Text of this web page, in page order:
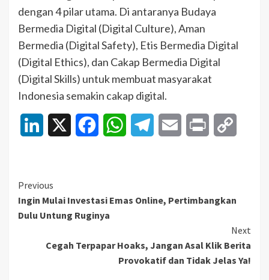
dengan 4 pilar utama. Di antaranya Budaya
Bermedia Digital (Digital Culture), Aman
Bermedia (Digital Safety), Etis Bermedia Digital
(Digital Ethics), dan Cakap Bermedia Digital
(Digital Skills) untuk membuat masyarakat
Indonesia semakin cakap digital.
LinkedIn FacebookWhatsAppTelegramEmail Print
Continue
Reading
Previous
Ingin Mulai Investasi Emas Online, Pertimbangkan
Dulu Untung Ruginya
Next
Cegah Terpapar Hoaks, Jangan Asal Klik Berita
Provokatif dan Tidak Jelas Ya!